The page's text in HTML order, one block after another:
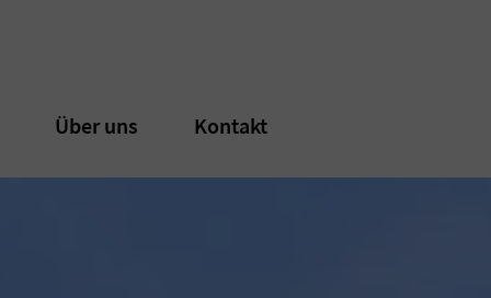
Über uns Kontakt
Über uns Kontakt